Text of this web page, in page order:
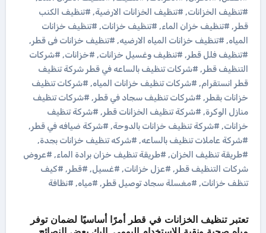
#تنظيف الخزانات, #تنظيف الخزانات الارضية, #تنظيف الكنب
قطر, #تنظيف خزان الماء, #تنظيف خزانات, #تنظيف خزانات
المياه, #تنظيف خزانات المياه الارضيه, #تنظيف خزانات فى قطر,
#تنظيف فلل قطر, #تنظيف وغسيل خزانات, #خزانات, #شركات
التنظيف قطر, #شركات تنظيف بالساعه في قطر شركة تنظيف
قطر انستقرام, #شركات تنظيف خزانات المياه, #شركات تنظيف
خزانات بقطر, #شركات تنظيف سجاد في قطر, #شركات تنظيف
منازل الوكرة, #شركة تنظيف الخزانات قطر, #شركة تنظيف
خزانات, #شركة تنظيف خزانات بالدوحة, #شركة ضيافه في قطر,
#شركة عاملات تنظيف بالساعه, #شركه تنظيف خزانات بجدة,
#طريقة تنظيف الخزان, #طريقة تنظيف خزان برادة الماء, #عروض
شركات التنظيف قطر, #عزل خزانات, #غسيل, #قطر, #كيف
تنظف خزانات, #مغسلة سجاد توصيل قطر, #مياه, #نظافة
تعتبر تنظيف الخزانات في قطر أمرًا أساسيًا لضمان توفر